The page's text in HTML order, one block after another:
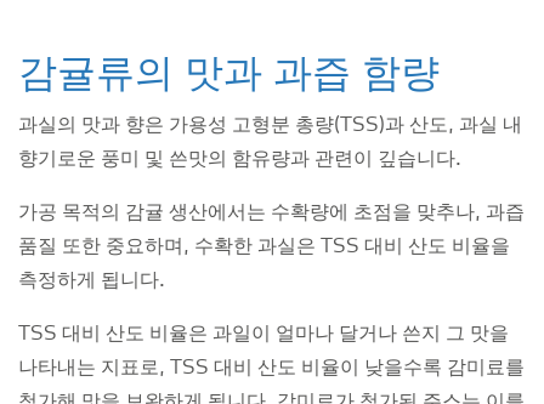
감귤류의 맛과 과즙 함량
과실의 맛과 향은 가용성 고형분 총량(TSS)과 산도, 과실 내
향기로운 풍미 및 쓴맛의 함유량과 관련이 깊습니다.
가공 목적의 감귤 생산에서는 수확량에 초점을 맞추나, 과즙
품질 또한 중요하며, 수확한 과실은 TSS 대비 산도 비율을
측정하게 됩니다.
TSS 대비 산도 비율은 과일이 얼마나 달거나 쓴지 그 맛을
나타내는 지표로, TSS 대비 산도 비율이 낮을수록 감미료를